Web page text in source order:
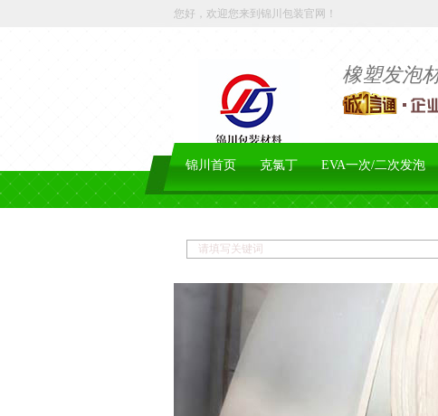
您好，欢迎您来到锦川包装官网！
橡塑发泡
锦川首页 克氯丁 EVA一次/二次发泡